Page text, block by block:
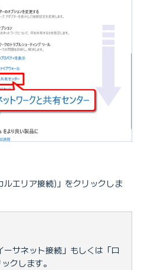
ルエリア接続)」をクリックしま
サネット接続」もしくは「ロ
クします。